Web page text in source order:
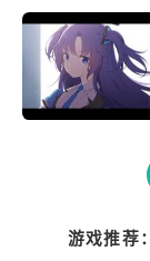
游戏推荐：